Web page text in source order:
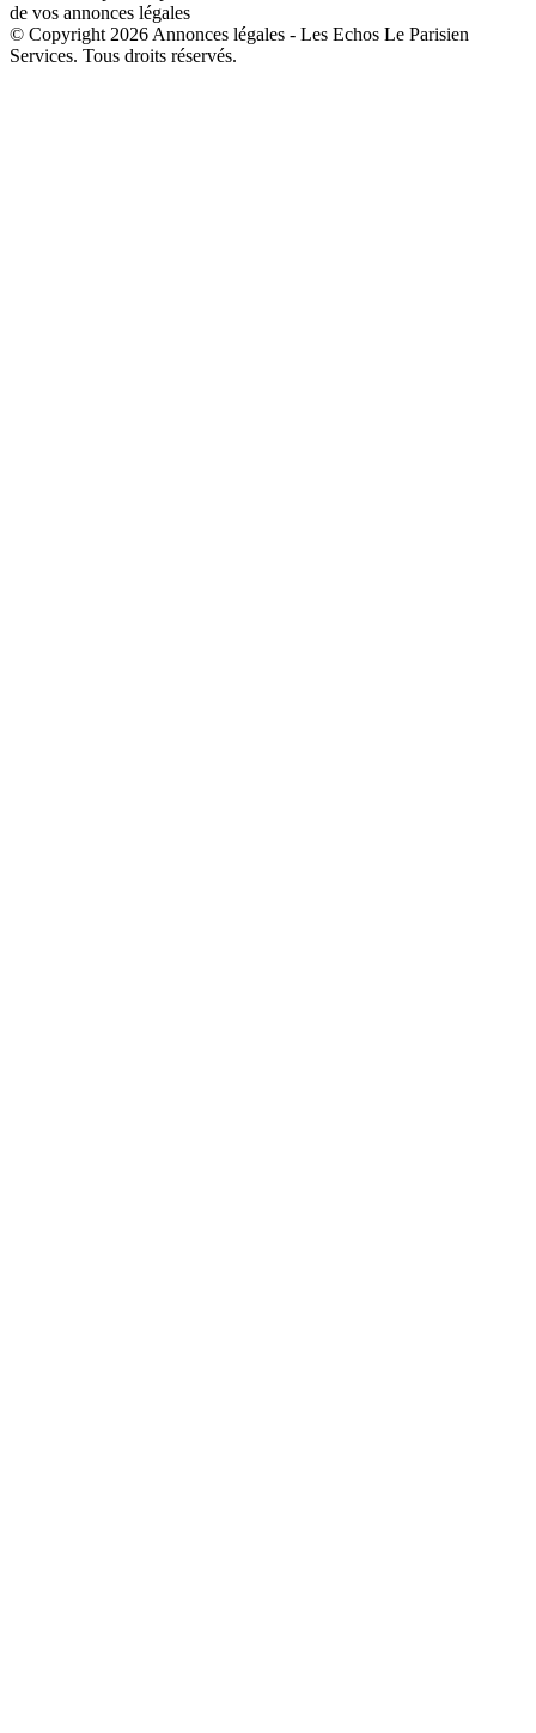
de vos annonces légales
© Copyright 2026 Annonces légales - Les Echos Le Parisien
Services. Tous droits réservés.